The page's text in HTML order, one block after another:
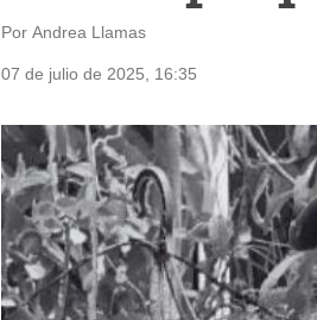
Por Andrea Llamas
07 de julio de 2025, 16:35